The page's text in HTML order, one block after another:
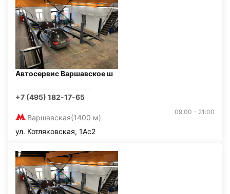
Автосервис Варшавское ш
+7 (495) 182-17-65
Варшавская(1400 м)
09:00 - 21:00
ул. Котляковская, 1Ас2